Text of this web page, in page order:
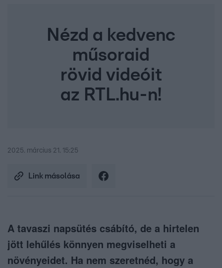
Nézd a kedvenc
műsoraid
rövid videóit
az RTL.hu-n!
2025. március 21. 15:25
Link másolása
A tavaszi napsütés csábító, de a hirtelen
jött lehűlés könnyen megviselheti a
növényeidet. Ha nem szeretnéd, hogy a